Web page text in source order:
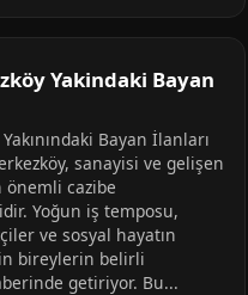
Yakindaki Bayan
Bayan İlanları
sanayisi ve gelişen
önemli cazibe
Yoğun iş temposu,
ve sosyal hayatın
bireylerin belirli
getiriyor. Bu...